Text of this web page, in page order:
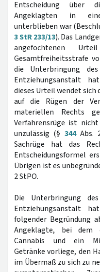
Entscheidung über
Angeklagten in
unterblieben war
3 StR 233/13). Das
angefochtenen
Gesamtfreiheitsstrafe
die Unterbringung
Entziehungsanstalt
dieses Urteil wendet
auf die Rügen der
materiellen Rechts
Verfahrensrüge ist
unzulässig (§ 344Abs.
Sachrüge hat das
Entscheidungsformel
Übrigen ist es
2 StPO.
Die Unterbringung
Entziehungsanstalt
folgender Begründung
Angeklagte, bei dem
Cannabis und ein
Getränke vorliege, den
im Übermaß zu sich zu